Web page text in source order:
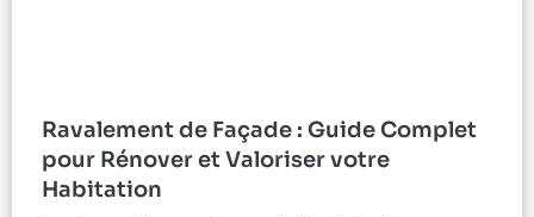
Ravalement de Façade : Guide Complet
pour Rénover et Valoriser votre
Habitation